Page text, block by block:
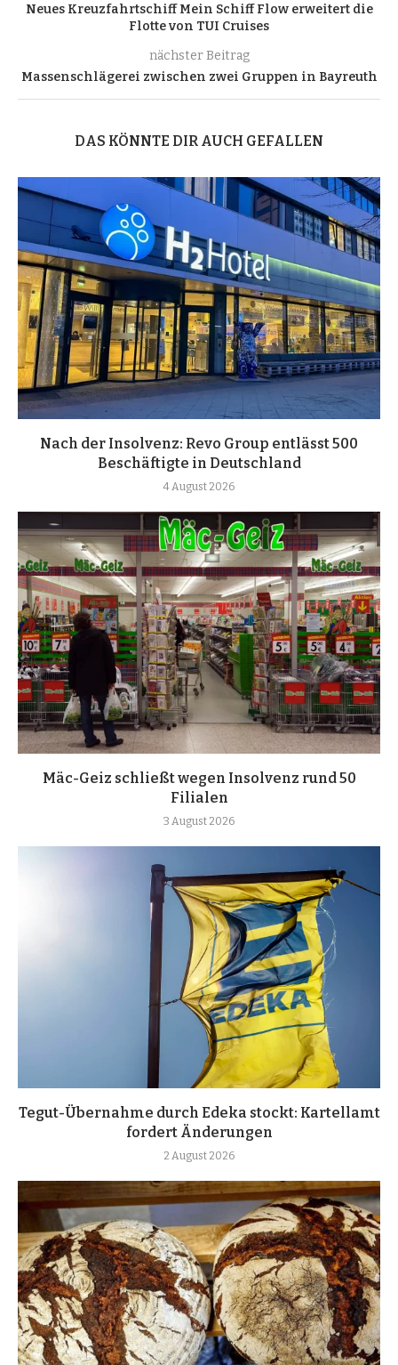
Neues Kreuzfahrtschiff Mein Schiff Flow erweitert die
Flotte von TUI Cruises
nächster Beitrag
Massenschlägerei zwischen zwei Gruppen in Bayreuth
DAS KÖNNTE DIR AUCH GEFALLEN
Nach der Insolvenz: Revo Group entlässt 500
Beschäftigte in Deutschland
4 August 2026
Mäc-Geiz schließt wegen Insolvenz rund 50
Filialen
3 August 2026
Tegut-Übernahme durch Edeka stockt: Kartellamt
fordert Änderungen
2 August 2026